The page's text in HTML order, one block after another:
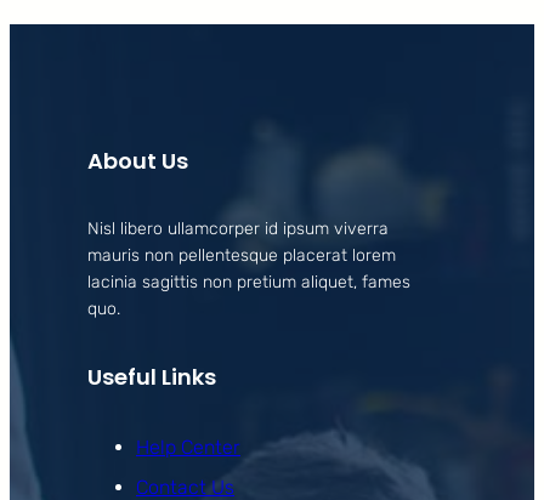
About Us
Nisl libero ullamcorper id ipsum viverra
mauris non pellentesque placerat lorem
lacinia sagittis non pretium aliquet, fames
quo.
Useful Links
Help Center
Contact Us